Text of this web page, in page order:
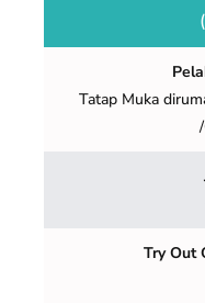
Tatap Muka
Try Out